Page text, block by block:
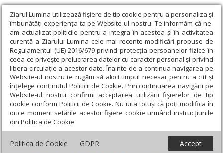
Ziarul Lumina utilizează fişiere de tip cookie pentru a personaliza și
îmbunătăți experiența ta pe Website-ul nostru. Te informăm că ne-
am actualizat politicile pentru a integra în acestea și în activitatea
curentă a Ziarului Lumina cele mai recente modificări propuse de
Regulamentul (UE) 2016/679 privind protecția persoanelor fizice în
ceea ce privește prelucrarea datelor cu caracter personal și privind
libera circulație a acestor date. Înainte de a continua navigarea pe
Website-ul nostru te rugăm să aloci timpul necesar pentru a citi și
înțelege conținutul Politicii de Cookie. Prin continuarea navigării pe
Website-ul nostru confirmi acceptarea utilizării fişierelor de tip
cookie conform Politicii de Cookie. Nu uita totuși că poți modifica în
orice moment setările acestor fişiere cookie urmând instrucțiunile
din Politica de Cookie.
Politica de Cookie GDPR Accept
Ziarul Lumina › Regionale › Moldova › Cursuri pentru obţinerea
gradelor profesionale în preoţie
Cursuri pentru obţinerea gradelor
profesionale în preoţie